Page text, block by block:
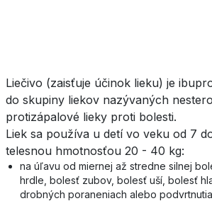
Liečivo (zaisťuje účinok lieku) je
do skupiny liekov nazývaných
protizápalové lieky proti bolesti.
Liek sa používa u detí vo veku od 7
telesnou hmotnosťou 20 - 40 kg:
na úľavu od miernej až stredne silnej
hrdle, bolesť zubov, bolesť uší, bolesť
drobných poraneniach alebo